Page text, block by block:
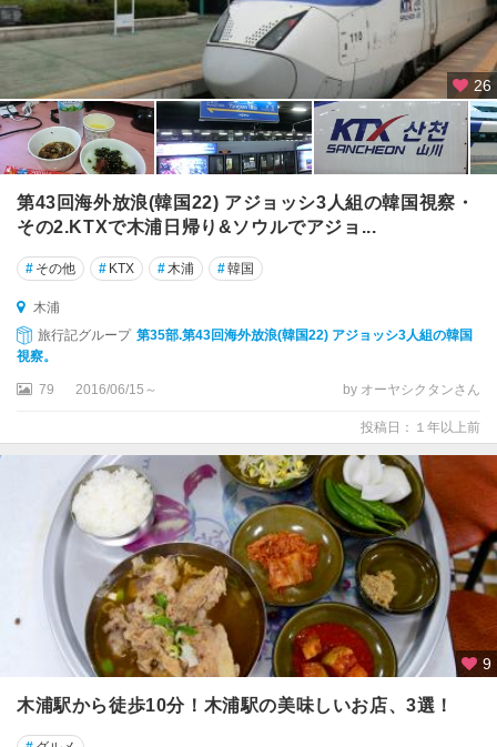
26
第43回海外放浪(韓国22) アジョッシ3人組の韓国視察・
その2.KTXで木浦日帰り&ソウルでアジョ...
# その他 # KTX #木浦 #韓国
木浦
旅行記グループ 第35部.第43回海外放浪(韓国22) アジョッシ3人組の韓国
視察。
79 2016/06/15～ by オーヤシクタンさん
投稿日：１年以上前
9
木浦駅から徒歩10分！木浦駅の美味しいお店、3選！